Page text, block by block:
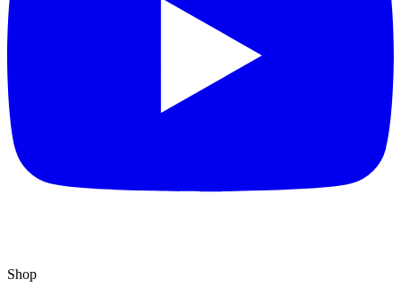
Shop